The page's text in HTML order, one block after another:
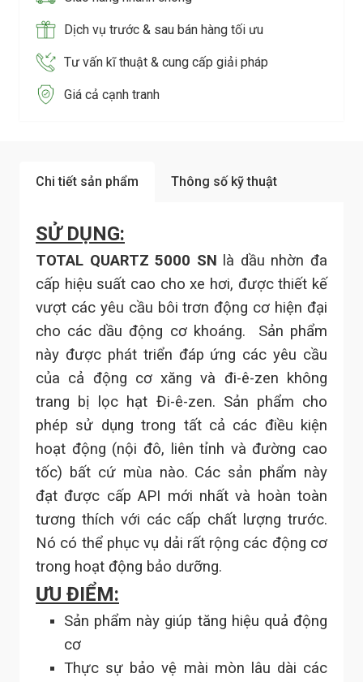
Dịch vụ trước & sau bán hàng tối ưu
Tư vấn kĩ thuật & cung cấp giải pháp
Giá cả cạnh tranh
Chi tiết sản phẩm Thông số kỹ thuật
SỬ DỤNG:
TOTAL QUARTZ 5000 SN là dầu nhờn đa
cấp hiệu suất cao cho xe hơi, được thiết kế
vượt các yêu cầu bôi trơn động cơ hiện đại
cho các dầu động cơ khoáng. Sản phẩm
này được phát triển đáp ứng các yêu cầu
của cả động cơ xăng và đi-ê-zen không
trang bị lọc hạt Đi-ê-zen. Sản phẩm cho
phép sử dụng trong tất cả các điều kiện
hoạt động (nội đô, liên tỉnh và đường cao
tốc) bất cứ mùa nào. Các sản phẩm này
đạt được cấp API mới nhất và hoàn toàn
tương thích với các cấp chất lượng trước.
Nó có thể phục vụ dải rất rộng các động cơ
trong hoạt động bảo dưỡng.
ƯU ĐIỂM:
Sản phẩm này giúp tăng hiệu quả động
cơ
Thực sự bảo vệ mài mòn lâu dài các